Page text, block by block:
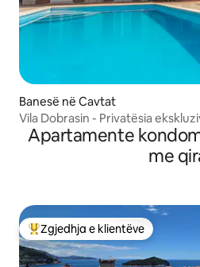
Banesë në Cavtat
Vila Dobrasin - Privatësia
Apartamente
me
Më të mirat e zgjedhjeve të
Zgjedhja e klientëve